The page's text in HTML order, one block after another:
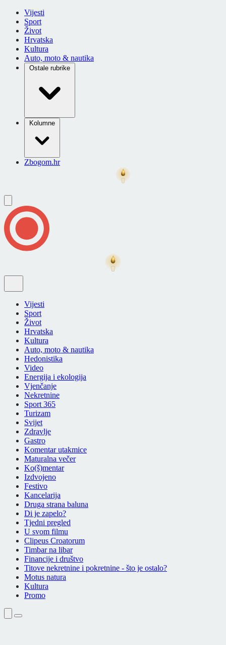
Vijesti
Sport
Život
Hrvatska
Kultura
Auto, moto & nautika
Ostale rubrike
Kolumne
Zbogom.hr
Vijesti
Sport
Život
Hrvatska
Kultura
Auto, moto & nautika
Hedonistika
Video
Energija i ekologija
Vjenčanje
Nekretnine
Sport 365
Turizam
Svijet
Zdravlje
Gastro
Komentar utakmice
Maturalna večer
Ko(š)mentar
Izdvojeno
Festivo
Kancelarija
Druga strana baluna
Di je zapelo?
Tjedni pregled
U svom filmu
Clipeus Croatorum
Timbar na libar
Financije i društvo
Titove nekretnine i pokretnine - što je ostalo?
Motus natura
Kultura
Promo